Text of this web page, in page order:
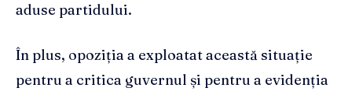
aduse partidului.
În plus, opoziția a exploatat această situație
pentru a critica guvernul și pentru a evidenția